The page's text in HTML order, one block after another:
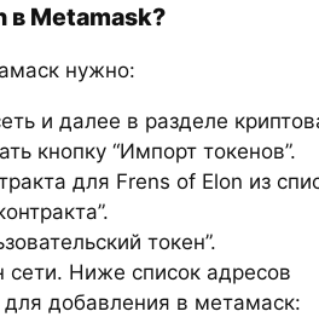
в Metamask?
нужно:
и далее в разделе
кнопку “Импорт токенов”.
для Frens of Elon из
токен”.
сети. Ниже список адресов
для добавления в метамаск: